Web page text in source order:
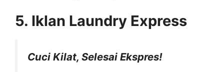
5. Iklan Laundry Express
Cuci Kilat, Selesai Ekspres!